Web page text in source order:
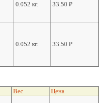
0.052 кг. 33.50 ₽
0.052 кг. 33.50 ₽
Вес Цена